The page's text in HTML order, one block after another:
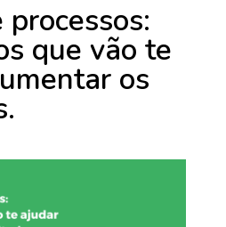
que vão te
os